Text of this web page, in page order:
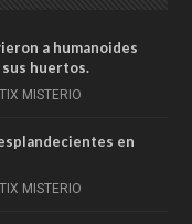
a humanoides
huertos.
MISTERIO
en
MISTERIO